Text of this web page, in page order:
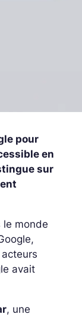
pour
en
sur
le monde
avait
, une